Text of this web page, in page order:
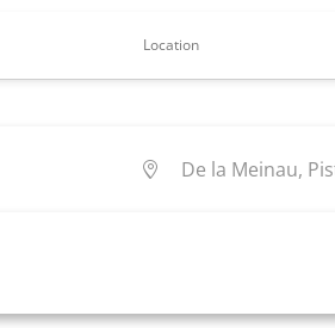
Location
De la Meinau,